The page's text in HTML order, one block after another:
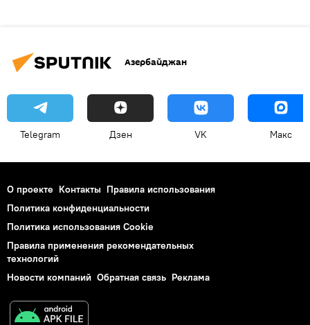
Азербайджан
Telegram Дзен VK Макс
О проекте Контакты Правила использования
Политика конфиденциальности
Политика использования Cookie
Правила применения рекомендательных
технологий
Новости компаний Обратная связь Реклама